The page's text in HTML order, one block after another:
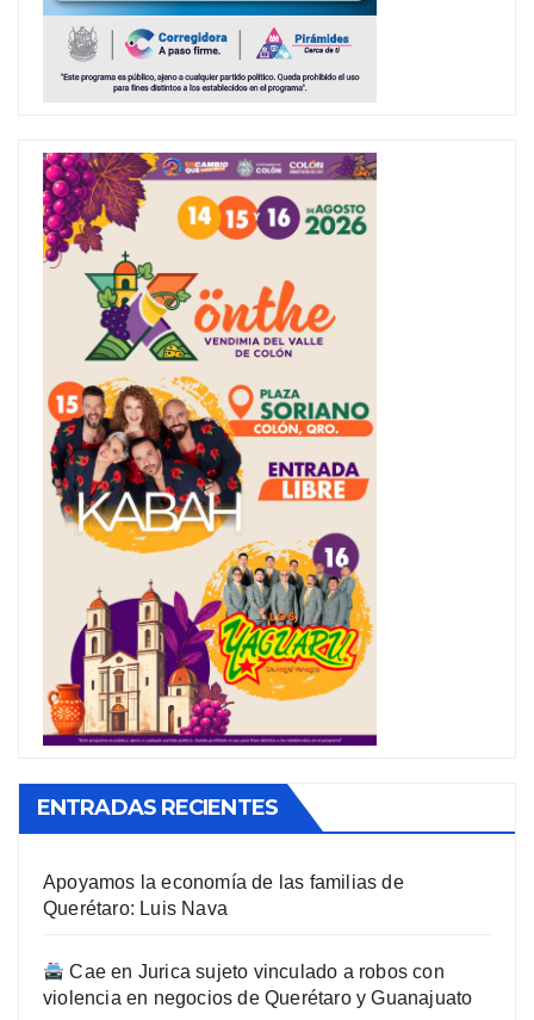
ENTRADAS RECIENTES
Apoyamos la economía de las familias de
Querétaro: Luis Nava
Cae en Jurica sujeto vinculado a robos con
violencia en negocios de Querétaro y Guanajuato